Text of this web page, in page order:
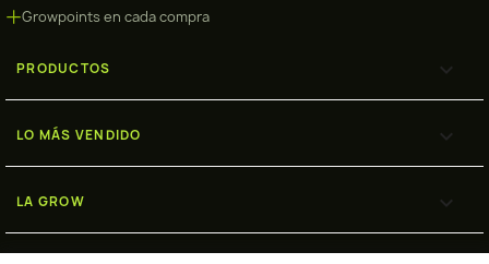
Growpoints en cada compra
PRODUCTOS 
LO MÁS VENDIDO 
LA GROW 